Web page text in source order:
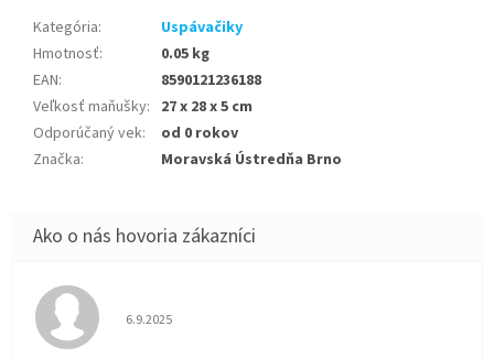
Kategória:
Uspávačiky
Hmotnosť:
0.05 kg
EAN:
8590121236188
Veľkosť maňušky: 27 x 28 x 5 cm
Odporúčaný vek:
od 0 rokov
Značka: Moravská Ústredňa Brno
Hodnotenie obchodu je 5 z 5 hviezdičiek.
6.9.2025